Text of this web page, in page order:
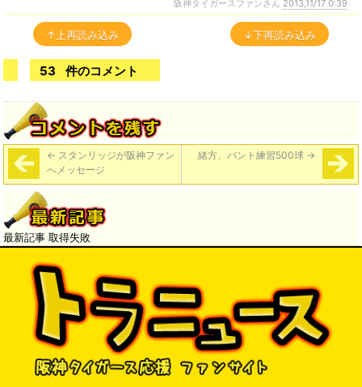
阪神タイガースファンさん 2013,11/17 0:39
↑上再読み込み ↓下再読み込み
53 件のコメント
← スタンリッジが阪神ファン
へメッセージ
緒方、バント練習500球 →
最新記事 取得失敗